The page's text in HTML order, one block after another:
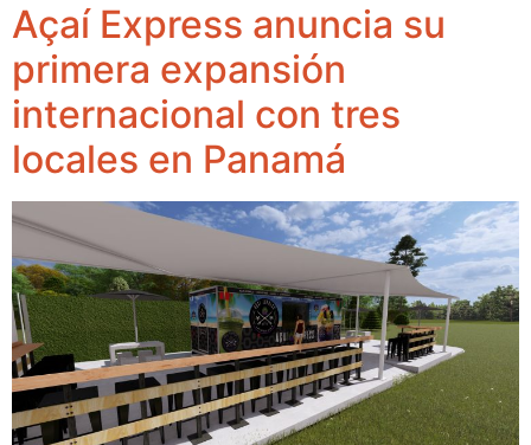
Açaí Express anuncia su
primera expansión
internacional con tres
locales en Panamá